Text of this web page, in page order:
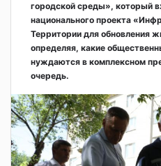
городской среды», который
национального проекта
Территории для обновления
определяя, какие
нуждаются в комплексном
очередь.